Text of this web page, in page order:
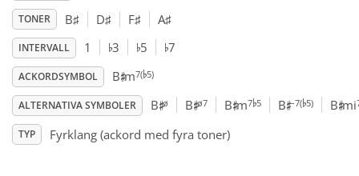
English
Español
TONER B♯ D♯ F♯ A♯
INTERVALL 1 ♭3 ♭5 ♭7
ACKORDSYMBOL B♯m7(♭5)
ALTERNATIVA SYMBOLER B♯ø B♯ø7 B♯m7♭5 B♯–7(♭5) B♯mi
TYP Fyrklang (ackord med fyra toner)